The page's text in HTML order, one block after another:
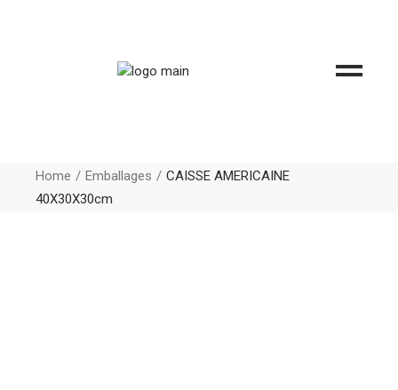
Home Emballages
CAISSE AMERICAINE
40X30X30cm